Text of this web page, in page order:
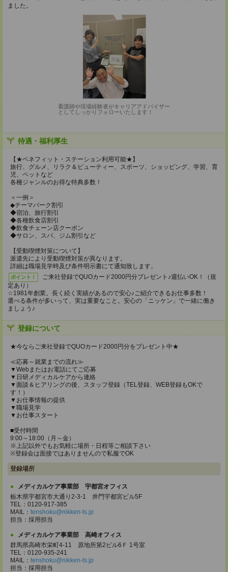
ました。
看護師や現場経験者がキャリアアドバイザー
としてしっかりフォローいたします！
待遇・福利厚生
【★ベネフィット・ステーション利用可能★】
旅行、グルメ、リラク＆ビューティー、スポーツ、ショッピング、学習、育
児、ペットなど
各種ジャンルのお得な特典多数！
＜一例＞
◆テーマパーク割引
◆宿泊、旅行割引
◆各種飲食店割引
◆飲食チェーン店クーポン
◆サロン、スパ、ジム割引など
【受動喫煙対策について】
派遣先により受動喫煙対策が異なります。
詳細は職場見学時及び条件明示書にて通知致します。
ポイント！
ご来社登録でQUOカード2000円分プレゼント♪週払いOK！（規
定あり）
☆1981年創業。長く続く実績があるので安心♪ご紹介できるお仕事多数！
選べる条件が多いって、実は重要なこと。安心の「ニッケン」で一緒に働き
ましょう♪
登録について
★今ならご来社登録でQUOカード2000円分をプレゼント中★
≪応募～就業までの流れ≫
▼Webまたはお電話にてご応募
▼日研メディカルケアから連絡
▼面談＆ヒアリングの後、スタッフ登録（TEL登録、WEB登録もOKで
す！）
▼お仕事情報の提供
▼職場見学
▼お仕事スタート
■受付時間
9:00～18:00（月～金）
※上記以外でもお気軽に場所・日程等ご相談下さい
※登録会は面接ではありませんので私服でOK
登録場所
メディカルケア事業部 宇都宮オフィス
栃木県宇都宮市大通り2-3-1 井門宇都宮ビル5F
TEL：0120-917-385
MAIL： tenshoku@nikken-ts.jp
担当：採用担当
メディカルケア事業部 高崎オフィス
群馬県高崎市栄町4-11 原地所第2ビル6Ｆ 1号室
TEL：0120-935-241
MAIL： tenshoku@nikken-ts.jp
担当：採用担当